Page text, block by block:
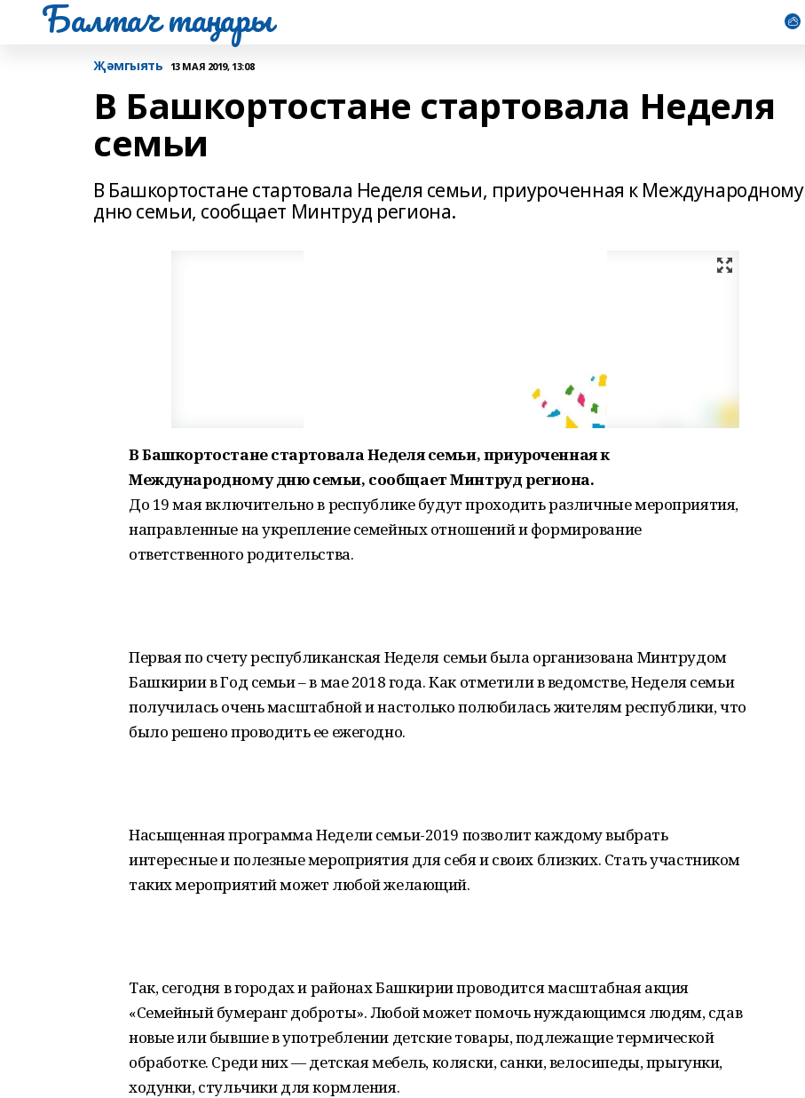
Балтач таңнары
Җәмгыять 13 МАЯ 2019, 13:08
В Башкортостане стартовала Неделя
семьи
В Башкортостане стартовала Неделя семьи, приуроченная к Международному
дню семьи, сообщает Минтруд региона.
В Башкортостане стартовала Неделя семьи, приуроченная к
Международному дню семьи, сообщает Минтруд региона.
До 19 мая включительно в республике будут проходить различные мероприятия,
направленные на укрепление семейных отношений и формирование
ответственного родительства.
Первая по счету республиканская Неделя семьи была организована Минтрудом
Башкирии в Год семьи – в мае 2018 года. Как отметили в ведомстве, Неделя семьи
получилась очень масштабной и настолько полюбилась жителям республики, что
было решено проводить ее ежегодно.
Насыщенная программа Недели семьи-2019 позволит каждому выбрать
интересные и полезные мероприятия для себя и своих близких. Стать участником
таких мероприятий может любой желающий.
Так, сегодня в городах и районах Башкирии проводится масштабная акция
«Семейный бумеранг доброты». Любой может помочь нуждающимся людям, сдав
новые или бывшие в употреблении детские товары, подлежащие термической
обработке. Среди них — детская мебель, коляски, санки, велосипеды, прыгунки,
ходунки, стульчики для кормления.